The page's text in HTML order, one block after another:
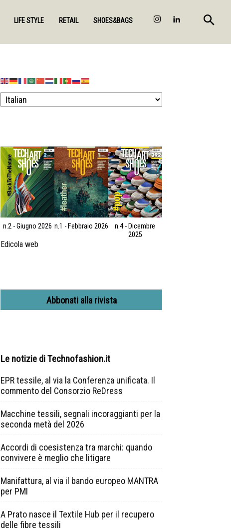
LIFE STYLE RETAIL SHOES&BAGS
n.2 - Giugno 2026 n.1 - Febbraio 2026
n.4 - Dicembre
2025
Edicola web
Abbonati alla rivista
Le notizie di Technofashion.it
EPR tessile, al via la Conferenza unificata. Il
commento del Consorzio ReDress
Macchine tessili, segnali incoraggianti per la
seconda metà del 2026
Accordi di coesistenza tra marchi: quando
convivere è meglio che litigare
Manifattura, al via il bando europeo MANTRA
per PMI
A Prato nasce il Textile Hub per il recupero
delle fibre tessili